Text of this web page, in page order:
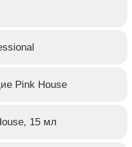
Pink House
15 мл